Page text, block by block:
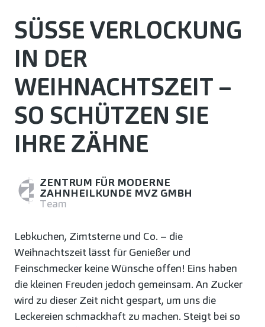
SÜSSE VERLOCKUNG I
N DER W
EIHNACHTSZEIT – S
O SCHÜTZEN SIE I
HRE ZÄHNE
ZENTRUM FÜR MODERNE
ZAHNHEILKUNDE MVZ GMBH
Team
Lebkuchen, Zimtsterne und Co. – die
Weihnachtszeit lässt für Genießer und
Feinschmecker keine Wünsche offen! Eins haben
die kleinen Freuden jedoch gemeinsam. An Zucker
wird zu dieser Zeit nicht gespart, um uns die
Leckereien schmackhaft zu machen. Steigt bei so